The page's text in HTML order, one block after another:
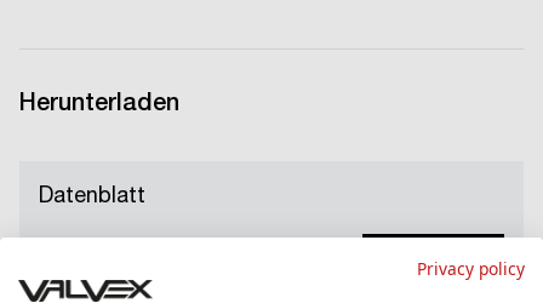
Herunterladen
Datenblatt
Herunterladen
Privacy policy